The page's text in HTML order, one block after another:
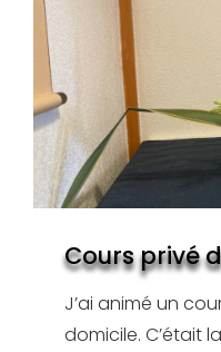
Cours privé
J’ai animé un
domicile. C’était